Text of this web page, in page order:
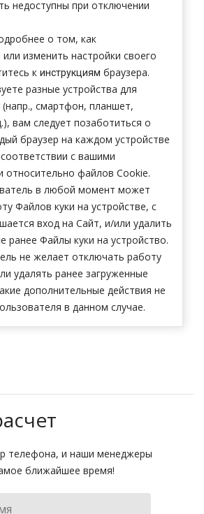
телефона, и наши менеджеры
ближайшее время!
недоступны при отключении
о том, как
изменить настройки своего
к инструкциям браузера.
разные устройства для
(напр., смартфон, планшет,
вам следует позаботиться о
браузер на каждом устройстве
с вашими
относительно файлов Cookie.
в любой момент может
Файлов куки на устройстве, с
вход на Сайт, и/или удалить
ранее Файлы куки на устройство.
не желает отключать работу
удалять ранее загруженные
дополнительные действия не
в данном случае.